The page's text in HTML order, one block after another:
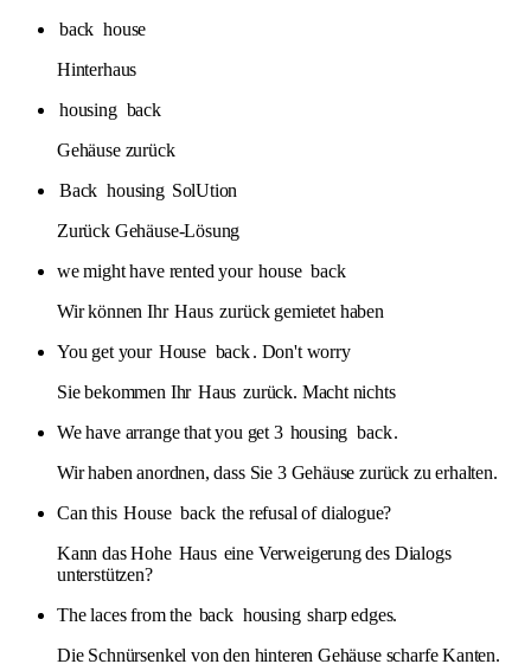
back house
Hinterhaus
housing back
Gehäuse zurück
Back housing SolUtion
Zurück Gehäuse-Lösung
we might have rented your house back
Wir können Ihr Haus zurück gemietet haben
You get your House back. Don't worry
Sie bekommen Ihr Haus zurück. Macht nichts
We have arrange that you get 3 housing back.
Wir haben anordnen, dass Sie 3 Gehäuse zurück zu erhalten.
Can this House back the refusal of dialogue?
Kann das Hohe Haus eine Verweigerung des Dialogs
unterstützen?
The laces from the back housing sharp edges.
Die Schnürsenkel von den hinteren Gehäuse scharfe Kanten.